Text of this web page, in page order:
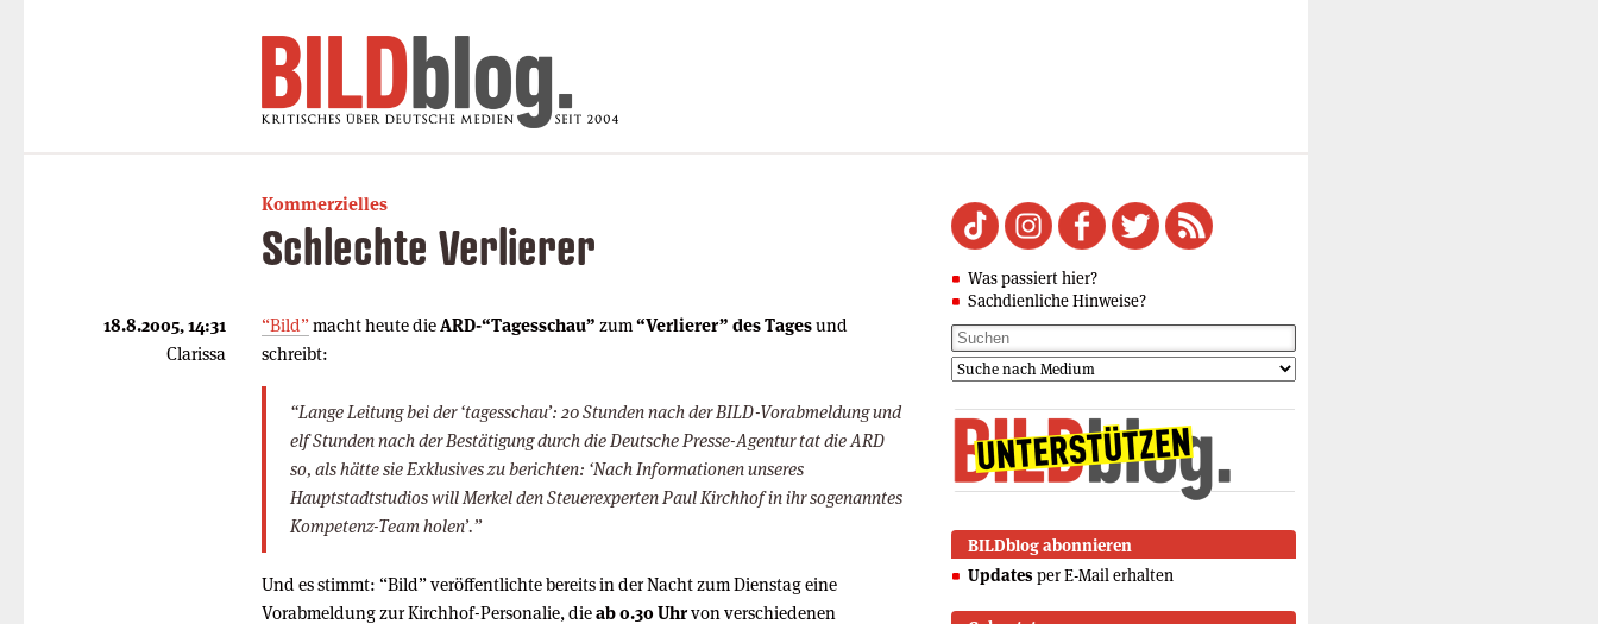
Kommerzielles
Schlechte Verlierer
“Bild”macht heute die ARD-“Tagesschau” zum“Verlierer” des Tagesund
schreibt:
“Lange Leitung bei der ‘tagesschau’: 20 Stunden nach der BILD-Vorabmeldung und
elf Stunden nach der Bestätigung durch die Deutsche Presse-Agentur tat die ARD
so, als hätte sie Exklusives zu berichten: ‘Nach Informationen unseres
Hauptstadtstudios will Merkel den Steuerexperten Paul Kirchhof in ihr sogenanntes
Kompetenz-Team holen’.”
Und es stimmt: “Bild” veröffentlichte bereits in der Nacht zum Dienstag eine
Vorabmeldung zur Kirchhof-Personalie, dieab 0.30 Uhrvon verschiedenen
18.8.2005, 14:31
Clarissa
Was passiert hier?
Sachdienliche Hinweise?
BILDblog abonnieren
Updates per E-Mail erhalten